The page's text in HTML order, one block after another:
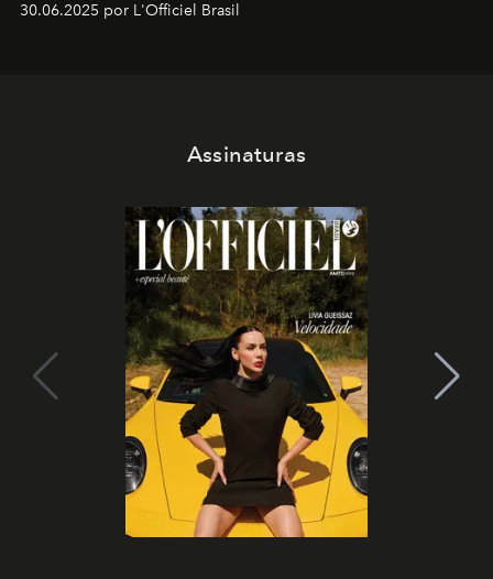
30.06.2025 por L'Officiel Brasil
Assinaturas